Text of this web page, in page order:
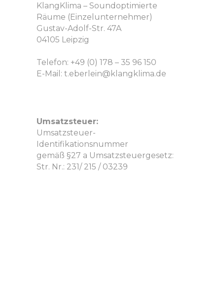
KlangKlima – Soundoptimierte
Räume (Einzelunternehmer)
Gustav-Adolf-Str. 47A
04105 Leipzig
Telefon: +49 (0) 178 – 35 96 150
E-Mail: t.eberlein@klangklima.de
Umsatzsteuer:
Umsatzsteuer-
Identifikationsnummer
gemäß §27 a Umsatzsteuergesetz:
Str. Nr.: 231/ 215 / 03239